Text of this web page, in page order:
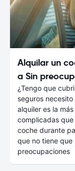
Alquilar un
a Sin
¿Tengo que
seguros
alquiler es la
complicadas
coche durante
que no tiene que
preocupaciones